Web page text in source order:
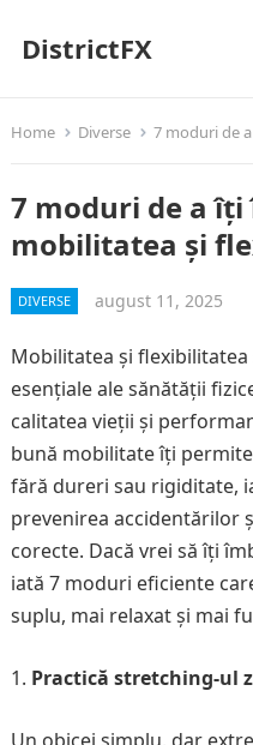
DistrictFX
Home Diverse 7 moduri de a îți
7 moduri de a
mobilitatea și
DIVERSE august 11, 2025
Mobilitatea și
esențiale ale sănătății
calitatea vieții și
bună mobilitate îți
fără dureri sau rigiditate,
prevenirea accidentărilor
corecte. Dacă vrei să îți
iată 7 moduri eficiente
suplu, mai relaxat și mai
Practică stretching-ul